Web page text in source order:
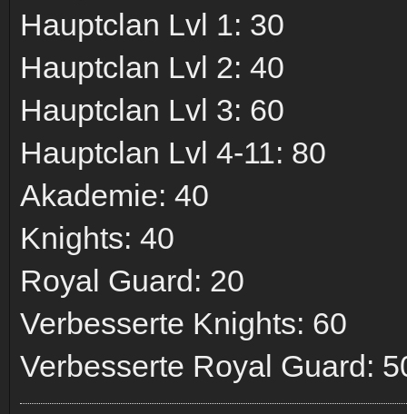
Hauptclan Lvl 1: 30
Hauptclan Lvl 2: 40
Hauptclan Lvl 3: 60
Hauptclan Lvl 4-11: 80
Akademie: 40
Knights: 40
Royal Guard: 20
Verbesserte Knights: 60
Verbesserte Royal Guard: